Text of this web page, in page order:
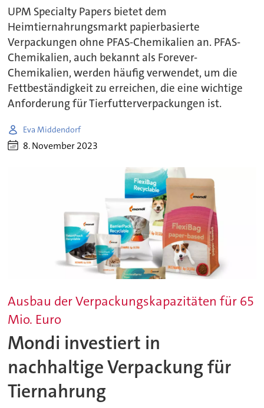
UPM Specialty Papers bietet dem
Heimtiernahrungsmarkt papierbasierte
Verpackungen ohne PFAS-Chemikalien an. PFAS-
Chemikalien, auch bekannt als Forever-
Chemikalien, werden häufig verwendet, um die
Fettbeständigkeit zu erreichen, die eine wichtige
Anforderung für Tierfutterverpackungen ist.
Eva Middendorf
8. November 2023
Ausbau der Verpackungskapazitäten für 65
Mio. Euro
Mondi investiert in
nachhaltige Verpackung für
Tiernahrung